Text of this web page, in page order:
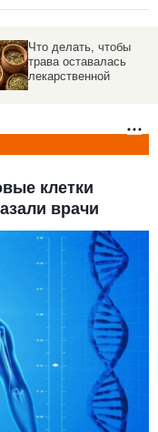
Что делать, чтобы
трава оставалась
лекарственной
клетки
врачи